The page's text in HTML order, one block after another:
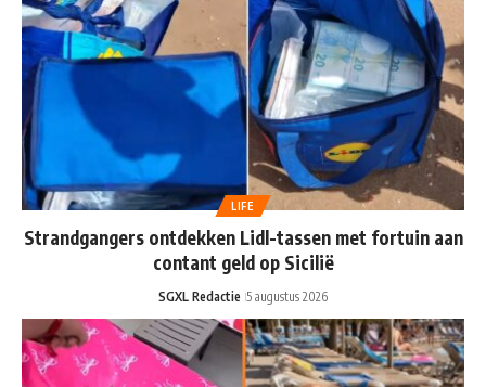
LIFE
Strandgangers ontdekken Lidl-tassen met fortuin aan
contant geld op Sicilië
SGXL Redactie 5 augustus 2026